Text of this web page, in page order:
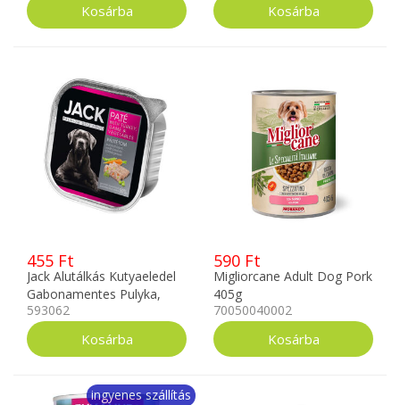
455 Ft
Jack Alutálkás Kutyaeledel
Gabonamentes Pulyka,
Vad, Zöldség Pástétom
150g
593062
590 Ft
Migliorcane Adult Dog Pork
405g
70050040002
ingyenes szállítás